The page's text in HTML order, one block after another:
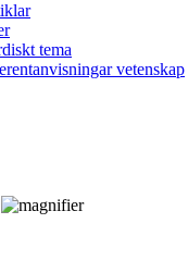
tema
vetenskap